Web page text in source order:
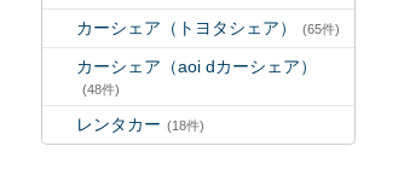
カーシェア（トヨタシェア） (65件)
カーシェア（aoi dカーシェア）
(48件)
レンタカー (18件)